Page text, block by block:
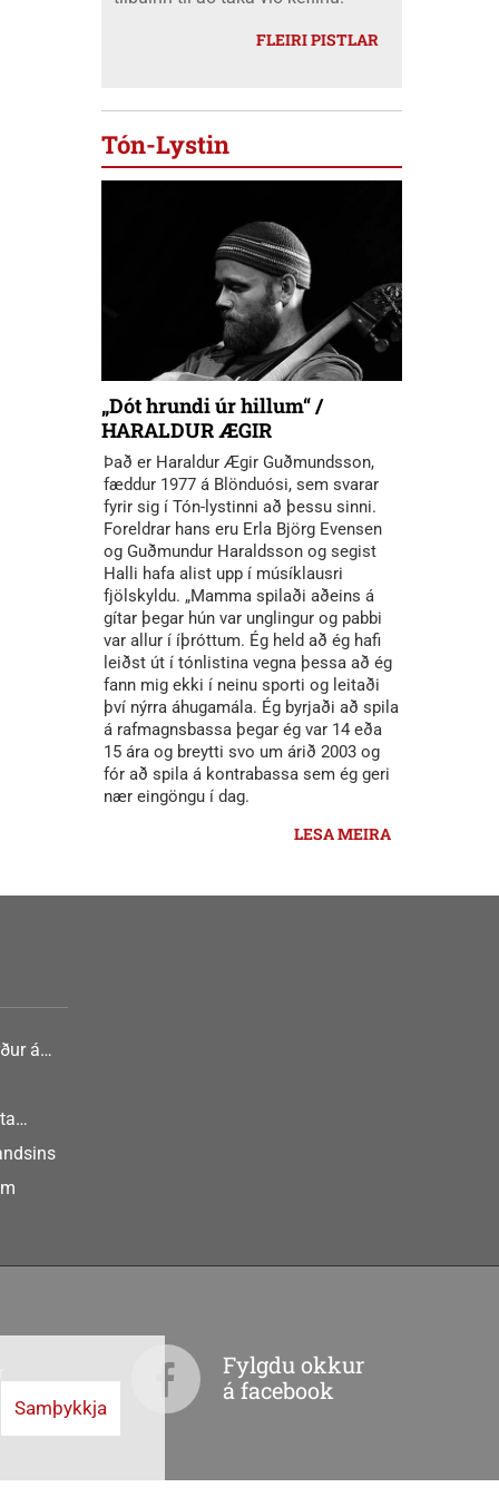
FLEIRI PISTLAR
Tón-Lystin
„Dót hrundi úr hillum“ /
HARALDUR ÆGIR
Það er Haraldur Ægir Guðmundsson,
fæddur 1977 á Blönduósi, sem svarar
fyrir sig í Tón-lystinni að þessu sinni.
Foreldrar hans eru Erla Björg Evensen
og Guðmundur Haraldsson og segist
Halli hafa alist upp í músíklausri
fjölskyldu. „Mamma spilaði aðeins á
gítar þegar hún var unglingur og pabbi
var allur í íþróttum. Ég held að ég hafi
leiðst út í tónlistina vegna þessa að ég
fann mig ekki í neinu sporti og leitaði
því nýrra áhugamála. Ég byrjaði að spila
á rafmagnsbassa þegar ég var 14 eða
15 ára og breytti svo um árið 2003 og
fór að spila á kontrabassa sem ég geri
nær eingöngu í dag.
LESA MEIRA
á
Fylgdu okkur
á facebook
Samþykkja